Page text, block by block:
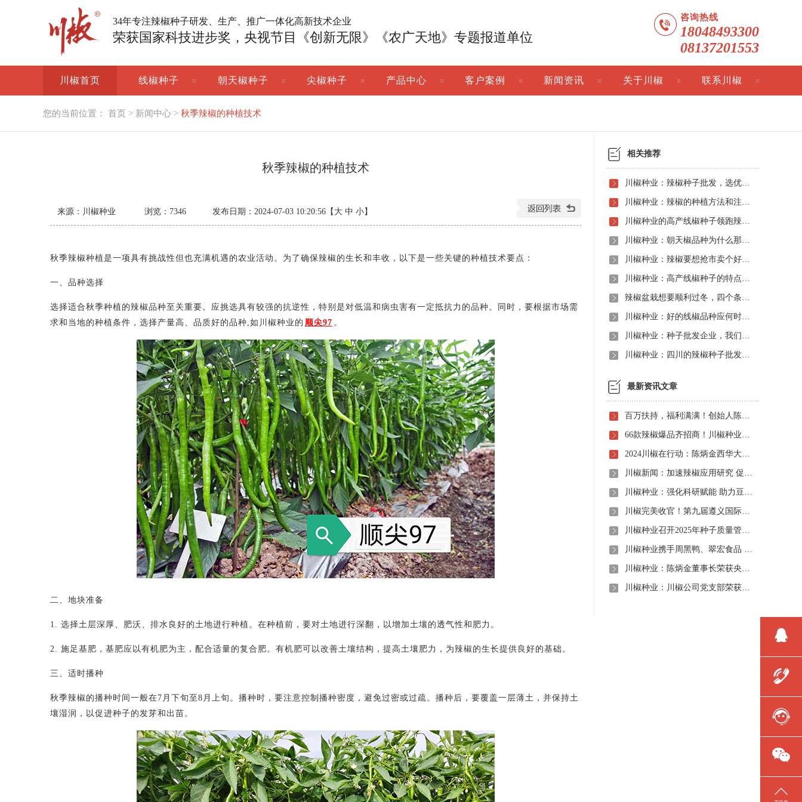
34年专注辣椒种子研发、生产、推广一体化高新技术企业
荣获国家科技进步奖，央视节目《创新无限》《农广天地》专题报道单位
咨询热线
18048493300
08137201553
川椒首页 线椒种子 朝天椒种子 尖椒种子 产品中心 客户案例 新闻资讯 关于川椒 联系川椒
您的当前位置： 首页 > 新闻中心 > 秋季辣椒的种植技术
秋季辣椒的种植技术
来源：川椒种业 浏览： 7346 发布日期：2024-07-03 10:20:56【 大 中 小】
秋季辣椒种植是一项具有挑战性但也充满机遇的农业活动。为了确保辣椒的生长和丰收，以下是一些关键的种植技术要点：
一、品种选择
选择适合秋季种植的辣椒品种至关重要。应挑选具有较强的抗逆性，特别是对低温和病虫害有一定抵抗力的品种。同时，要根据市场需
求和当地的种植条件，选择产量高、品质好的品种,如川椒种业的 顺尖97 。
二、地块准备
1. 选择土层深厚、肥沃、排水良好的土地进行种植。在种植前，要对土地进行深翻，以增加土壤的透气性和肥力。
2. 施足基肥，基肥应以有机肥为主，配合适量的复合肥。有机肥可以改善土壤结构，提高土壤肥力，为辣椒的生长提供良好的基础。
三、适时播种
秋季辣椒的播种时间一般在7月下旬至8月上旬。播种时，要注意控制播种密度，避免过密或过疏。播种后，要覆盖一层薄土，并保持土
壤湿润，以促进种子的发芽和出苗。
相关推荐
川椒种业：辣椒种子批发，选优质企业很重要
川椒种业：辣椒的种植方法和注意事项
川椒种业的高产线椒种子领跑辣椒种植新高度
川椒种业：朝天椒品种为什么那么受欢迎
川椒种业：辣椒要想抢市卖个好价钱，早熟的辣椒种子是关键
川椒种业：高产线椒种子的特点有哪些呢？
辣椒盆栽想要顺利过冬，四个条件一个不能少
川椒种业：好的线椒品种应何时种植？
川椒种业：种子批发企业，我们给你满意服务
川椒种业：四川的辣椒种子批发商怎么挑选
最新资讯文章
百万扶持，福利满满！创始人陈炳金先生辣椒育种40周年暨首届线上产品观摩招商会即将启动！
66款辣椒爆品齐招商！川椒种业首届线上观摩招商会竟有如此劲爆政策，诱人福利！
2024川椒在行动：陈炳金西华大学交流之旅
川椒新闻：加速辣椒应用研究 促进辣椒产业振兴
川椒种业：强化科研赋能 助力豆瓣产业高质量发展
川椒完美收官！第九届遵义国际辣椒博览会圆满落幕——川椒种业
川椒种业召开2025年种子质量管理自查会 严把质量关筑牢种业发展根基
川椒种业携手周黑鸭、翠宏食品 共启卤味专用辣椒定制新时代
川椒种业：陈炳金董事长荣获央视评选“2020年度最美退役军人”称号
川椒种业：川椒公司党支部荣获“优秀党组织称号”